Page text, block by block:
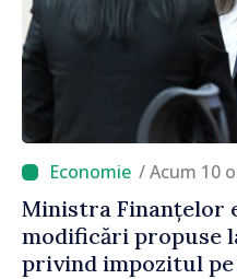
/ Acum 10
Ministra Finanțelor
modificări propuse
privind impozitul